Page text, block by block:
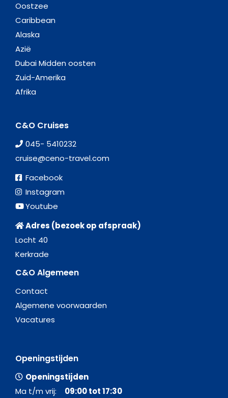
Oostzee
Caribbean
Alaska
Azië
Dubai Midden oosten
Zuid-Amerika
Afrika
C&O Cruises
045- 5410232
cruise@ceno-travel.com
Facebook
Instagram
Youtube
Adres (bezoek op afspraak)
Locht 40
Kerkrade
C&O Algemeen
Contact
Algemene voorwaarden
Vacatures
Openingstijden
Openingstijden
Ma t/m vrij: 09:00 tot 17:30